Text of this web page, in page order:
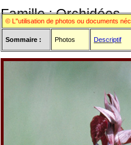
Famille : Orchidées
© L"utilisation de photos ou documents
Sommaire : Photos Descriptif